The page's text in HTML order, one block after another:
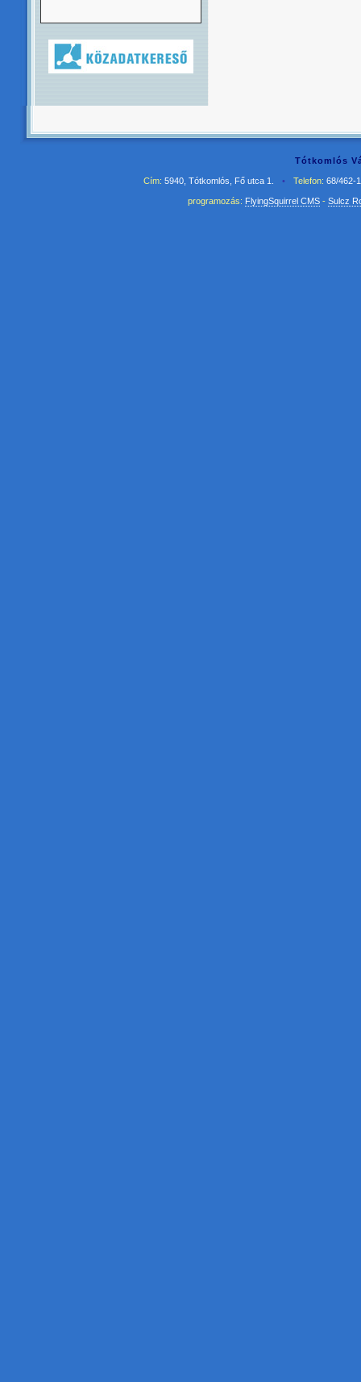
Tótkomlós
Cím: 5940, Tótkomlós, Fő utca 1. • Telefon: 68/462-
programozás: FlyingSquirrel CMS- Sulcz